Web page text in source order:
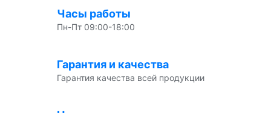
Часы работы
Пн-Пт 09:00-18:00
Гарантия и качества
Гарантия качества всей продукции